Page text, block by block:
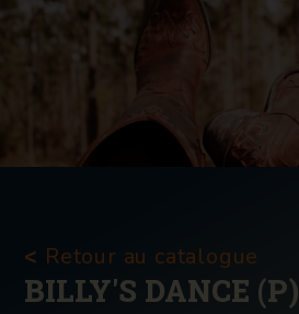
< Retour au catalogue
BILLY'S DANCE (P)